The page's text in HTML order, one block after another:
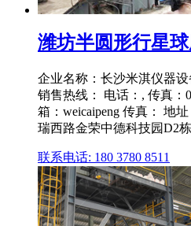
潍坊半圆形行星
企业名称：长沙米淇仪器
销售热线： 电话：, 传真：
箱：weicaipeng 传真： 地
瑞西路金荣中德科技园D2
联系电话: 180 3780 8511